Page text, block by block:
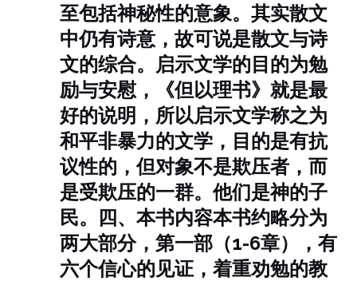
至包括神秘性的意象。其实散文
中仍有诗意，故可说是散文与诗
文的综合。启示文学的目的为勉
励与安慰，《但以理书》就是最
好的说明，所以启示文学称之为
和平非暴力的文学，目的是有抗
议性的，但对象不是欺压者，而
是受欺压的一群。他们是神的子
民。
四、本书内容本书约略分为
两大部分，第一部（1-6章），有
六个信心的见证，着重劝勉的教